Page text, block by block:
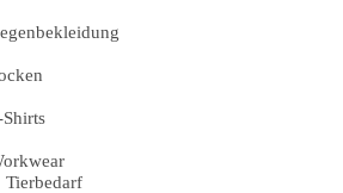
Shirts
Tierbedarf